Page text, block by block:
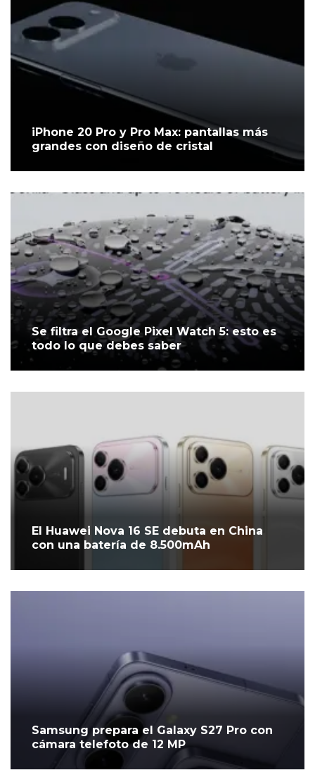
iPhone 20 Pro y Pro Max: pantallas más
grandes con diseño de cristal
Se filtra el Google Pixel Watch 5: esto es
todo lo que debes saber
El Huawei Nova 16 SE debuta en China
con una batería de 8.500mAh
Samsung prepara el Galaxy S27 Pro con
cámara telefoto de 12 MP